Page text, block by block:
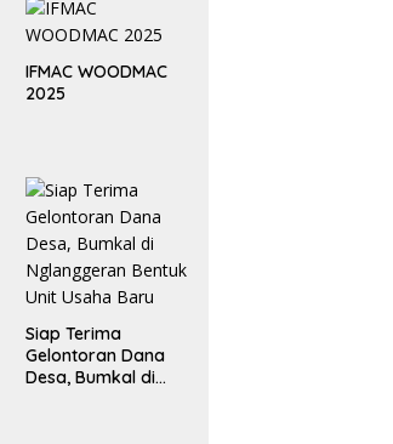
IFMAC WOODMAC
2025
Siap Terima
Gelontoran Dana
Desa, Bumkal di